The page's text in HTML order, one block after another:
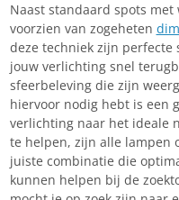
Naast standaard spots
voorzien van zogeheten
deze techniek zijn perfecte
jouw verlichting snel
sfeerbeleving die zijn
hiervoor nodig hebt is een
verlichting naar het ideale
te helpen, zijn alle lampen
juiste combinatie die
kunnen helpen bij de